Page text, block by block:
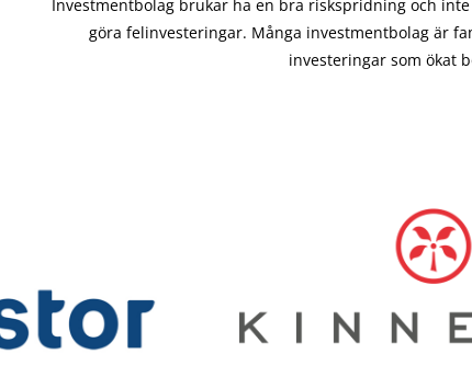
Investmentbolag brukar ha en bra riskspridning och
göra felinvesteringar. Många investmentbolag är
investeringar som ökat